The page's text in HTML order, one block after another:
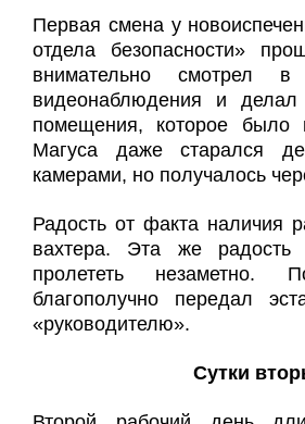
Первая смена у
отдела безопасности»
внимательно смотрел
видеонаблюдения и делал
помещения, которое было
Магуса даже старался
камерами, но получалось
Радость от факта наличия
вахтера. Эта же радость
пролететь
благополучно передал
«руководителю».
Сутки